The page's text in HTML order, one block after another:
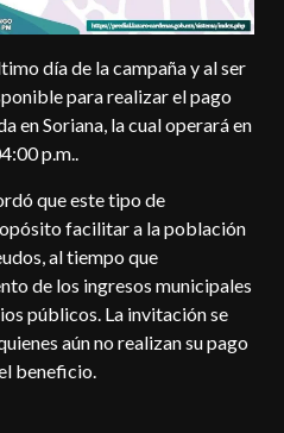
día de la campaña y al ser
para realizar el pago
en Soriana, la cual operará en
p.m..
que este tipo de
facilitar a la población
al tiempo que
de los ingresos municipales
públicos. La invitación se
aún no realizan su pago
beneficio.